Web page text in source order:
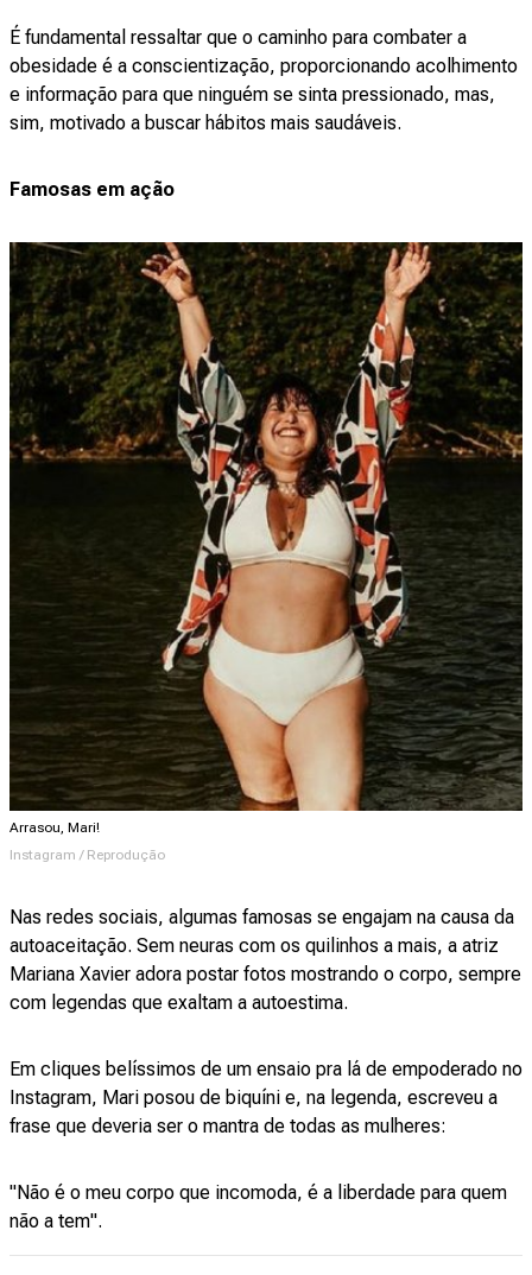
É fundamental ressaltar que o caminho para combater a
obesidade é a conscientização, proporcionando acolhimento
e informação para que ninguém se sinta pressionado, mas,
sim, motivado a buscar hábitos mais saudáveis.
Famosas em ação
Arrasou, Mari!
Instagram / Reprodução
Nas redes sociais, algumas famosas se engajam na causa da
autoaceitação. Sem neuras com os quilinhos a mais, a atriz
Mariana Xavier adora postar fotos mostrando o corpo, sempre
com legendas que exaltam a autoestima.
Em cliques belíssimos de um ensaio pra lá de empoderado no
Instagram, Mari posou de biquíni e, na legenda, escreveu a
frase que deveria ser o mantra de todas as mulheres:
"Não é o meu corpo que incomoda, é a liberdade para quem
não a tem".